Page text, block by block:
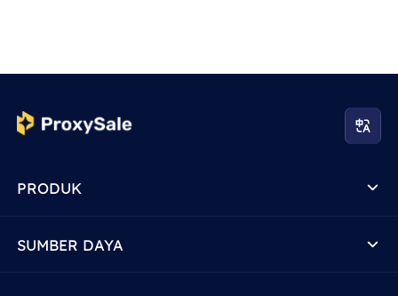
PRODUK
SUMBER DAYA